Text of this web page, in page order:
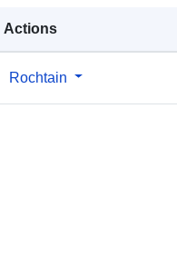
Actions
Rochtain
Comhordanáidí:
], [ 8.32213, 49.3571 ], [ 8.32213,
49.3491 ], [ 8.31472, 49.3491 ], [